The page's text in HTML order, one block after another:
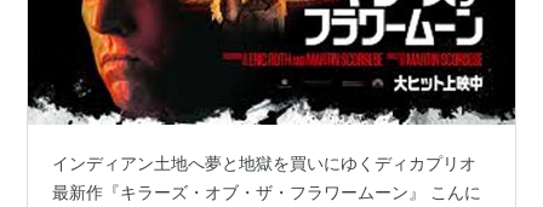
インディアン土地へ夢と地獄を買いにゆくディカプリオ
最新作『キラーズ・オブ・ザ・フラワームーン』 こんに